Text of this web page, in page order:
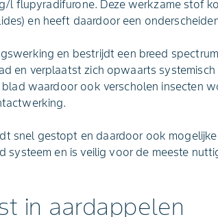
l flupyradifurone. Deze werkzame stof
en heeft daardoor een
en bestrijdt een breed
en verplaatst zich opwaarts
waardoor ook verscholen insecten
snel gestopt en daardoor ook
systeem en is veilig voor de meeste
in aardappelen